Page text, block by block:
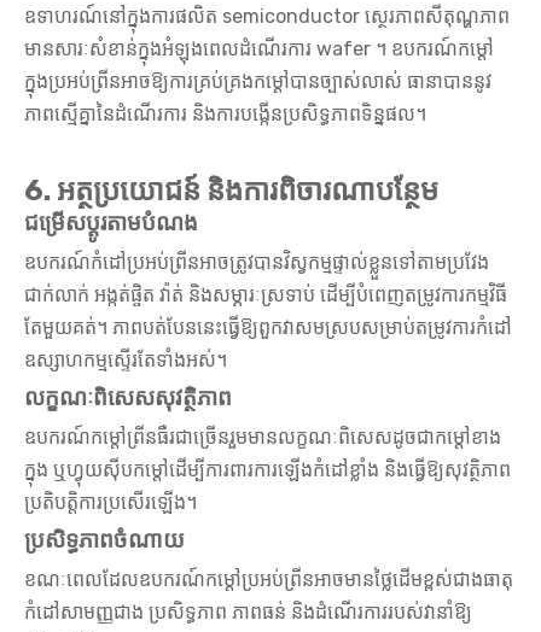
ឧទាហរណ៍នៅក្នុងការផលិត semiconductor ស្ថេរភាពសីតុណ្ហភាព
មានសារៈសំខាន់ក្នុងអំឡុងពេលដំណើរការ wafer ។ ឧបករណ៍កម្តៅ
ក្នុងប្រអប់ព្រីនអាចឱ្យការគ្រប់គ្រងកម្ដៅបានច្បាស់លាស់ ធានាបាននូវ
ភាពស្មើគ្នានៃដំណើរការ និងការបង្កើនប្រសិទ្ធភាពទិន្នផល។
6. អត្ថប្រយោជន៍ និងការពិចារណាបន្ថែម
ជម្រើសប្ដូរតាមបំណង
ឧបករណ៍កំដៅប្រអប់ព្រីនអាចត្រូវបានវិស្វកម្មផ្ទាល់ខ្លួនទៅតាមប្រវែង
ជាក់លាក់ អង្កត់ផ្ចិត វ៉ាត់ និងសម្ភារៈស្រទាប់ ដើម្បីបំពេញតម្រូវការកម្មវិធី
តែមួយគត់។ ភាពបត់បែននេះធ្វើឱ្យពួកវាសមស្របសម្រាប់តម្រូវការកំដៅ
ឧស្សាហកម្មស្ទើរតែទាំងអស់។
លក្ខណៈពិសេសសុវត្ថិភាព
ឧបករណ៍កម្តៅព្រីនធឺរជាច្រើនរួមមានលក្ខណៈពិសេសដូចជាកម្តៅខាង
ក្នុង ឬហ្វុយស៊ីបកម្ដៅដើម្បីការពារការឡើងកំដៅខ្លាំង និងធ្វើឱ្យសុវត្ថិភាព
ប្រតិបត្តិការប្រសើរឡើង។
ប្រសិទ្ធភាពចំណាយ
ខណៈពេលដែលឧបករណ៍កម្តៅប្រអប់ព្រីនអាចមានថ្លៃដើមខ្ពស់ជាងធាតុ
កំដៅសាមញ្ញជាង ប្រសិទ្ធភាព ភាពធន់ និងដំណើរការរបស់វានាំឱ្យ